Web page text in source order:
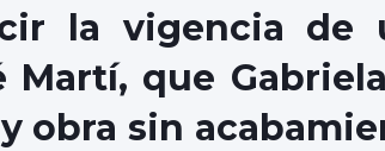
la vigencia de
Martí, que
obra sin